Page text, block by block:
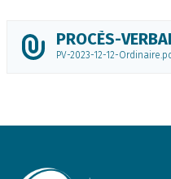
PROCÈS-
PV-2023-12-12-